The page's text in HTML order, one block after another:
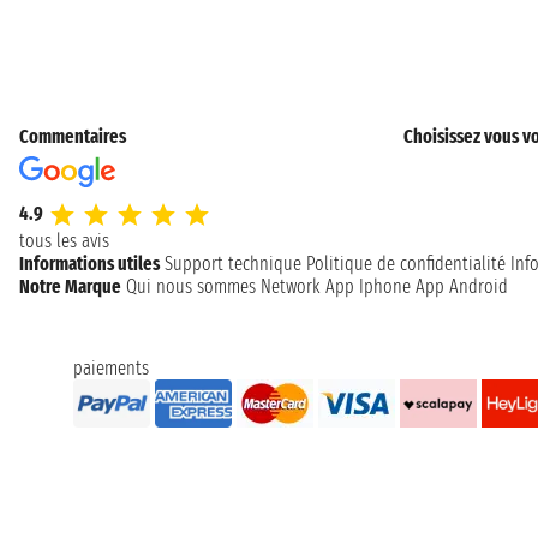
Commentaires
4.9
tous les avis
Choisissez vous
Informations utiles Support technique Politique de confidentialité
Notre Marque Qui nous sommes Network App Iphone App Android
paiements